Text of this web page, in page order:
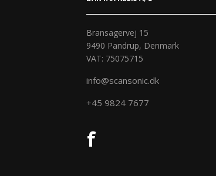
Bransagervej 15
9490 Pandrup, Denmark
VAT: 75075715
info@scansonic.dk
+45 9824 7677